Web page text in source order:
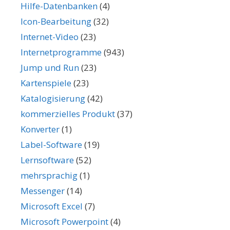
Hilfe-Datenbanken(4)
Icon-Bearbeitung(32)
Internet-Video (23)
Internetprogramme(943)
Jump und Run(23)
Kartenspiele(23)
Katalogisierung(42)
kommerzielles Produkt(37)
Konverter(1)
Label-Software(19)
Lernsoftware(52)
mehrsprachig(1)
Messenger(14)
Microsoft Excel (7)
Microsoft Powerpoint(4)